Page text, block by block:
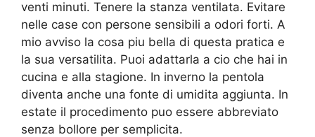
venti minuti. Tenere la stanza ventilata. Evitare
nelle case con persone sensibili a odori forti. A
mio avviso la cosa piu bella di questa pratica e
la sua versatilita. Puoi adattarla a cio che hai in
cucina e alla stagione. In inverno la pentola
diventa anche una fonte di umidita aggiunta. In
estate il procedimento puo essere abbreviato
senza bollore per semplicita.